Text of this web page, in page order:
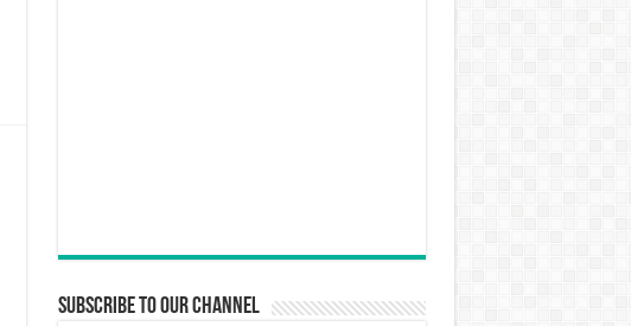
Subscribe to our Channel